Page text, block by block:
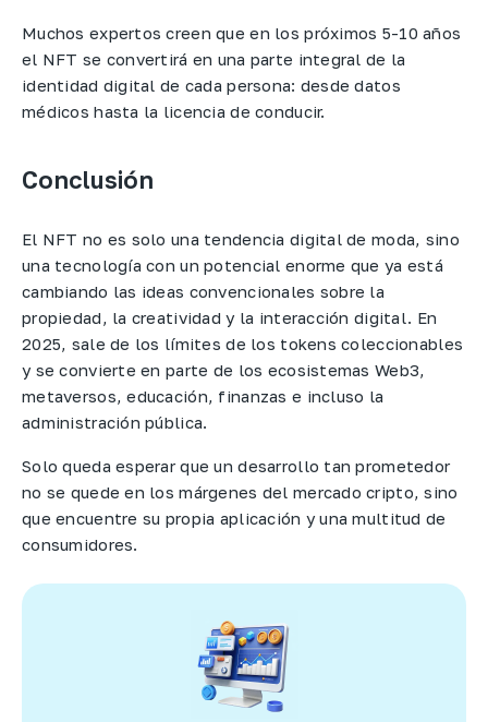
Muchos expertos creen que en los próximos 5-10 años
el NFT se convertirá en una parte integral de la
identidad digital de cada persona: desde datos
médicos hasta la licencia de conducir.
Conclusión
El NFT no es solo una tendencia digital de moda, sino
una tecnología con un potencial enorme que ya está
cambiando las ideas convencionales sobre la
propiedad, la creatividad y la interacción digital. En
2025, sale de los límites de los tokens coleccionables
y se convierte en parte de los ecosistemas Web3,
metaversos, educación, finanzas e incluso la
administración pública.
Solo queda esperar que un desarrollo tan prometedor
no se quede en los márgenes del mercado cripto, sino
que encuentre su propia aplicación y una multitud de
consumidores.